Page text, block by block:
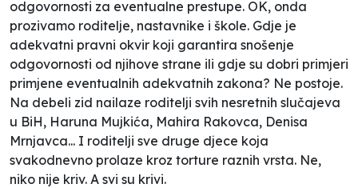
odgovornosti za eventualne prestupe. OK, onda
prozivamo roditelje, nastavnike i škole. Gdje je
adekvatni pravni okvir koji garantira snošenje
odgovornosti od njihove strane ili gdje su dobri primjeri
primjene eventualnih adekvatnih zakona? Ne postoje.
Na debeli zid nailaze roditelji svih nesretnih slučajeva
u BiH, Haruna Mujkića, Mahira Rakovca, Denisa
Mrnjavca... I roditelji sve druge djece koja
svakodnevno prolaze kroz torture raznih vrsta. Ne,
niko nije kriv. A svi su krivi.